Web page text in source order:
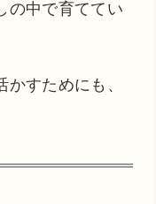
の中で育ててい
すためにも、